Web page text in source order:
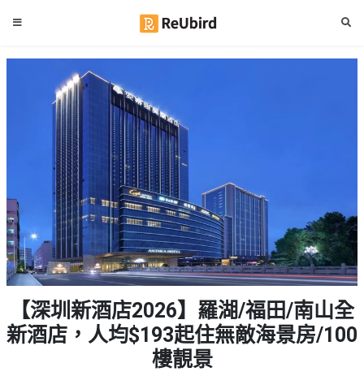
繁
註
冊
及
處
#
室
內
好
去
處
【深圳新酒店2026】羅湖/福田/南山全
新酒店，人均$193起住無敵海景房/100
樓靚景